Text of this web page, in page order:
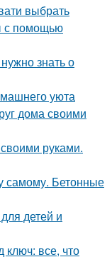
выбрать
с помощью
знать о
уюта
дома своими
руками.
самому. Бетонные
детей и
ключ: все, что